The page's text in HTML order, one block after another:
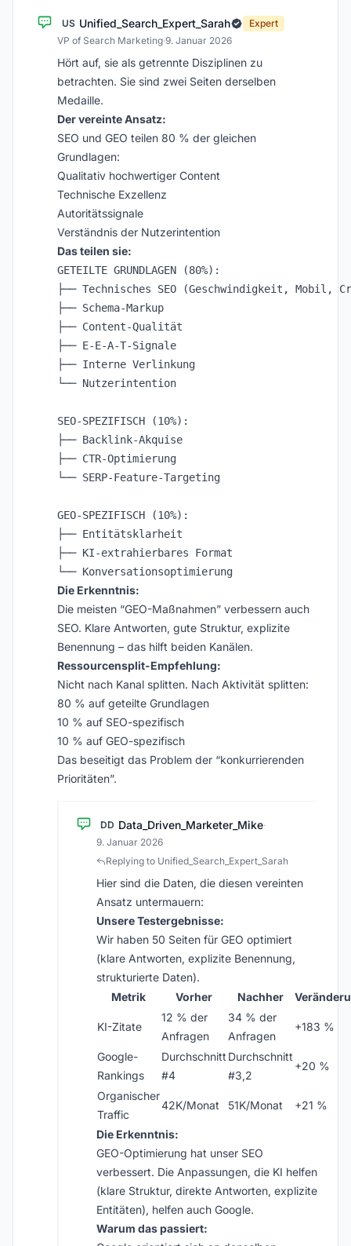
US Unified_Search_Expert_Sarah
Expert
VP of Search Marketing·9. Januar 2026
Hört auf, sie als getrennte Disziplinen zu
betrachten. Sie sind zwei Seiten derselben
Medaille.
Der vereinte Ansatz:
SEO und GEO teilen 80 % der gleichen
Grundlagen:
Qualitativ hochwertiger Content
Technische Exzellenz
Autoritätssignale
Verständnis der Nutzerintention
Das teilen sie:
GETEILTE GRUNDLAGEN (80%):
├── Technisches SEO (Geschwindigkeit, Mobil,
├── Schema-Markup
├── Content-Qualität
├── E-E-A-T-Signale
├── Interne Verlinkung
└── Nutzerintention
SEO-SPEZIFISCH (10%):
├── Backlink-Akquise
├── CTR-Optimierung
└── SERP-Feature-Targeting
GEO-SPEZIFISCH (10%):
├── Entitätsklarheit
├── KI-extrahierbares Format
Die Erkenntnis:
Die meisten “GEO-Maßnahmen” verbessern auch
SEO. Klare Antworten, gute Struktur, explizite
Benennung – das hilft beiden Kanälen.
Ressourcensplit-Empfehlung:
Nicht nach Kanal splitten. Nach Aktivität splitten:
80 % auf geteilte Grundlagen
10 % auf SEO-spezifisch
10 % auf GEO-spezifisch
Das beseitigt das Problem der “konkurrierenden
Prioritäten”.
DD Data_Driven_Marketer_Mike·
9. Januar 2026
Replying to Unified_Search_Expert_Sarah
Hier sind die Daten, die diesen vereinten
Ansatz untermauern:
Unsere Testergebnisse:
Wir haben 50 Seiten für GEO optimiert
(klare Antworten, explizite Benennung,
strukturierte Daten).
Metrik
Vorher Nachher
KI-Zitate
12 % der
Anfragen
34 % der
Anfragen
+183 %
Google-
Rankings
Durchschnitt
#4
Durchschnitt
#3,2
+20 %
Organischer
Traffic
42K/Monat 51K/Monat +21 %
Die Erkenntnis:
GEO-Optimierung hat unser SEO
verbessert. Die Anpassungen, die KI helfen
(klare Struktur, direkte Antworten, explizite
Entitäten), helfen auch Google.
Warum das passiert: